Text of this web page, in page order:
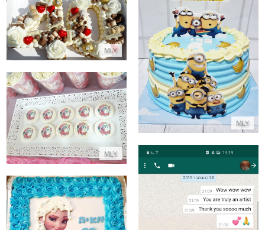
MLY
עוגת מיניונים
התקשר/י
MLY
עוגה לגיל 40
התקשר/י
MLY
שוקולדים בעיצוב חד קרן
התקשר/י
עוגת אלזה מלבנית לגן